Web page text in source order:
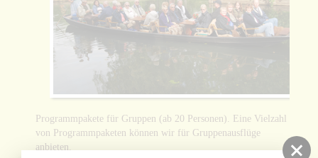
Programmpakete für Gruppen (ab 20 Personen). Eine Vielzahl
von Programmpaketen können wir für Gruppenausflüge
anbieten.